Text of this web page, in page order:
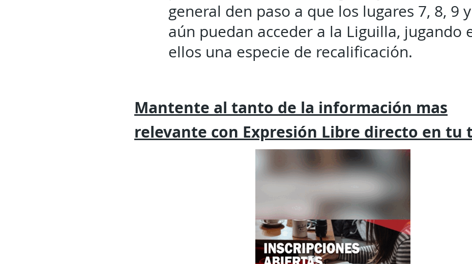
general den paso a que los lugares 7, 8, 9
aún puedan acceder a la Liguilla, jugando
ellos una especie de recalificación.
Mantente al tanto de la información mas
relevante con Expresión Libre directo en tu